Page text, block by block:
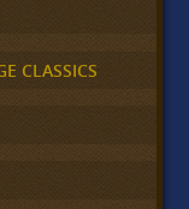
CLASSICS